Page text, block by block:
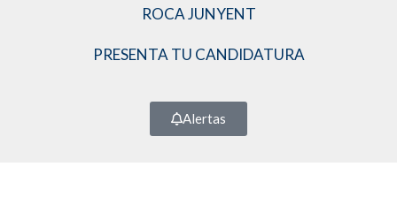
ROCA JUNYENT
PRESENTA TU CANDIDATURA
Alertas